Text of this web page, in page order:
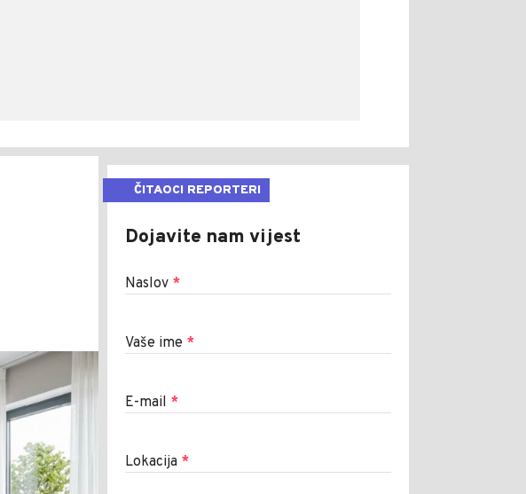
ČITAOCI REPORTERI
Dojavite nam vijest
Naslov *
Vaše ime *
E-mail *
Lokacija *